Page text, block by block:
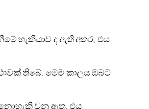
හැකියාව ද ඇති අතර, එය
තිබේ. මෙම කාලය ඔබට
වනු ඇත. එය